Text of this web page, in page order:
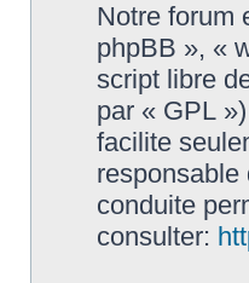
Notre forum
phpBB », «
script libre
par « GPL
facilite
responsable
conduite
consulter: